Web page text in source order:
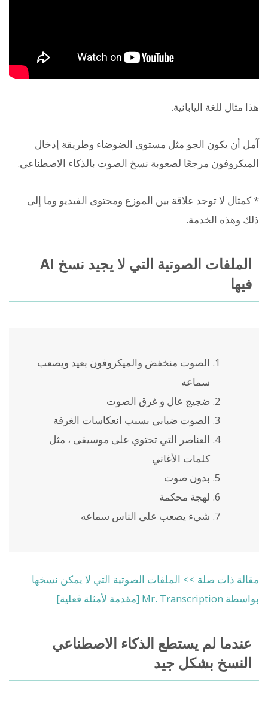
هذا مثال للغة اليابانية.
آمل أن يكون الجو مثل مستوى الضوضاء وطريقة إدخال
الميكروفون مرجعًا لصعوبة نسخ الصوت بالذكاء الاصطناعي.
* كمثال لا توجد علاقة بين الموزع ومحتوى الفيديو وما إلى
ذلك وهذه الخدمة.
الملفات الصوتية التي لا يجيد نسخ AI
فيها
الصوت منخفض والميكروفون بعيد ويصعب
سماعه
ضجيج عال و غرق الصوت
الصوت ضبابي بسبب انعكاسات الغرفة
العناصر التي تحتوي على موسيقى ، مثل
كلمات الأغاني
بدون صوت
لهجة محكمة
شيء يصعب على الناس سماعه
مقالة ذات صلة >> الملفات الصوتية التي لا يمكن نسخها
بواسطة Mr. Transcription [مقدمة لأمثلة فعلية]
عندما لم يستطع الذكاء الاصطناعي
النسخ بشكل جيد